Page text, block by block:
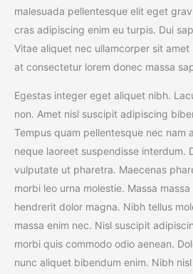
malesuada pellentesque elit eget
cras adipiscing enim eu turpis. Dui
Vitae aliquet nec ullamcorper sit amet
at consectetur lorem donec massa
Egestas integer eget aliquet nibh.
non. Amet nisl suscipit adipiscing
Tempus quam pellentesque nec nam
neque laoreet suspendisse interdum.
vulputate ut pharetra. Maecenas
morbi leo urna molestie. Massa
hendrerit dolor magna. Nibh tellus
massa enim nec. Nisl suscipit
morbi quis commodo odio aenean.
nunc aliquet bibendum enim. Nibh